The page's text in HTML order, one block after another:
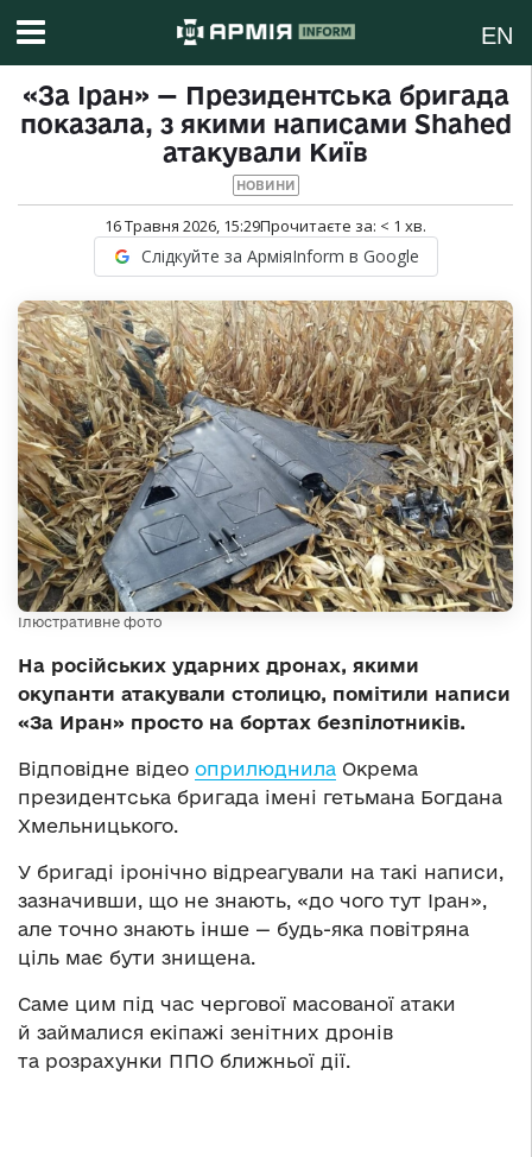
EN
«За Іран» — Президентська бригада
показала, з якими написами Shahed
атакували Київ
НОВИНИ
16 Травня 2026, 15:29Прочитаєте за: < 1 хв.
Слідкуйте за АрміяInform в Google
Ілюстративне фото
На російських ударних дронах, якими
окупанти атакували столицю, помітили написи
«За Иран» просто на бортах безпілотників.
Відповідне відео оприлюднила Окрема
президентська бригада імені гетьмана Богдана
Хмельницького.
У бригаді іронічно відреагували на такі написи,
зазначивши, що не знають, «до чого тут Іран»,
але точно знають інше — будь-яка повітряна
ціль має бути знищена.
Саме цим під час чергової масованої атаки
й займалися екіпажі зенітних дронів
та розрахунки ППО ближньої дії.